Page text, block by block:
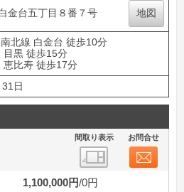
金台五丁目８番７号 地図
北線 白金台 徒歩10分
目黒 徒歩15分
恵比寿 徒歩17分
日
間取り表示 お問合せ
1,100,000円 0円